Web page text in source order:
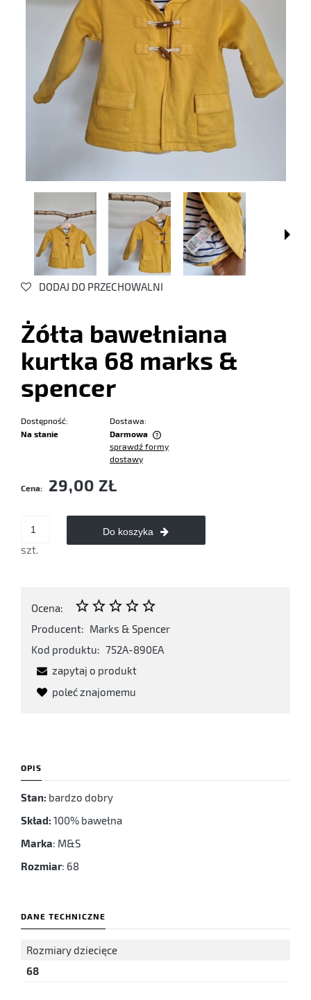
DODAJ DO PRZECHOWALNI
Żółta bawełniana
kurtka 68 marks &
spencer
Dostępność:
Na stanie
Dostawa:
Darmowa
Cena nie zawiera ewentualnych kosztów płatności
sprawdź formy
dostawy
Cena: 29,00 ZŁ
szt.
Do koszyka
Ocena:
Producent: Marks & Spencer
Kod produktu: 752A-890EA
zapytaj o produkt
poleć znajomemu
OPIS
Stan: bardzo dobry
Skład: 100% bawełna
Marka: M&S
Rozmiar: 68
DANE TECHNICZNE
Rozmiary dziecięce
68